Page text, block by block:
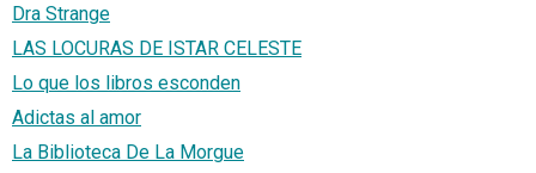
Dra Strange
LAS LOCURAS DE ISTAR CELESTE
Lo que los libros esconden
Adictas al amor
La Biblioteca De La Morgue